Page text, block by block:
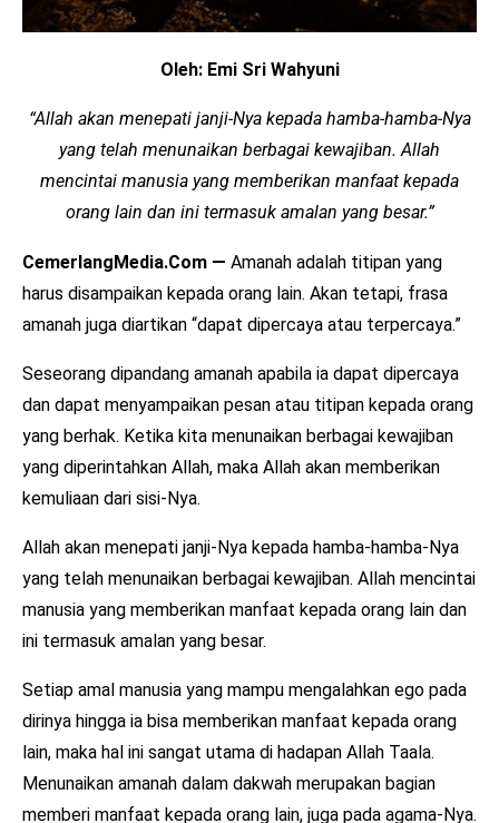
Oleh: Emi Sri Wahyuni
“Allah akan menepati janji-Nya kepada hamba-hamba-Nya
yang telah menunaikan berbagai kewajiban. Allah
mencintai manusia yang memberikan manfaat kepada
orang lain dan ini termasuk amalan yang besar.”
CemerlangMedia.Com — Amanah adalah titipan yang
harus disampaikan kepada orang lain. Akan tetapi, frasa
amanah juga diartikan “dapat dipercaya atau terpercaya.”
Seseorang dipandang amanah apabila ia dapat dipercaya
dan dapat menyampaikan pesan atau titipan kepada orang
yang berhak. Ketika kita menunaikan berbagai kewajiban
yang diperintahkan Allah, maka Allah akan memberikan
kemuliaan dari sisi-Nya.
Allah akan menepati janji-Nya kepada hamba-hamba-Nya
yang telah menunaikan berbagai kewajiban. Allah mencintai
manusia yang memberikan manfaat kepada orang lain dan
ini termasuk amalan yang besar.
Setiap amal manusia yang mampu mengalahkan ego pada
dirinya hingga ia bisa memberikan manfaat kepada orang
lain, maka hal ini sangat utama di hadapan Allah Taala.
Menunaikan amanah dalam dakwah merupakan bagian
memberi manfaat kepada orang lain, juga pada agama-Nya.